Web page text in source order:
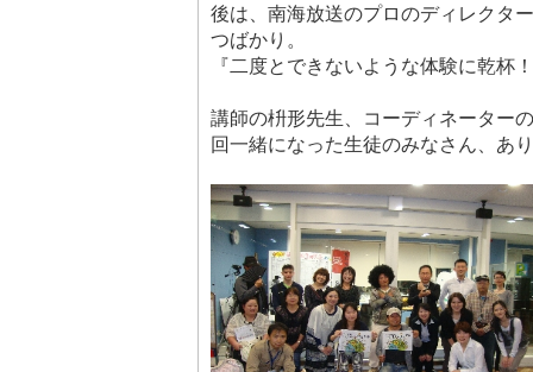
後は、南海放送のプロのディレクタ
つばかり。
『二度とできないような体験に乾杯
講師の枡形先生、コーディネーター
回一緒になった生徒のみなさん、あ